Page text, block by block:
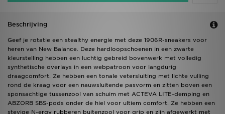
Beschrijving
Geef je rotatie een stealthy energie met deze 1906R-sneakers voor
heren van New Balance. Deze hardloopschoenen in een zwarte
kleurstelling hebben een luchtig gebreid bovenwerk met volledig
synthetische overlays in een webpatroon voor langdurig
draagcomfort. Ze hebben een tonale vetersluiting met lichte vulling
rond de kraag voor een nauwsluitende pasvorm en zitten boven een
sponsachtige tussenzool van schuim met ACTEVA LITE-demping en
ABZORB SBS-pods onder de hiel voor ultiem comfort. Ze hebben een
stevige N-ergy rubberen buitenzool voor grip en zijn afgewerkt met